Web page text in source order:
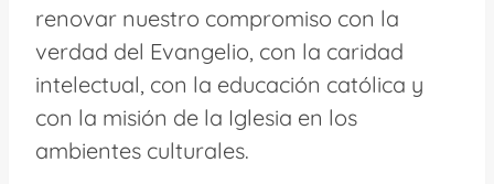
renovar nuestro compromiso con la
verdad del Evangelio, con la caridad
intelectual, con la educación católica y
con la misión de la Iglesia en los
ambientes culturales.